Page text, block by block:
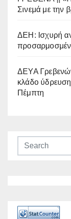
Σινεμά με την
ΔΕΗ: Ισχυρή
ΔΕΥΑ
κλάδο
Πέμπτη